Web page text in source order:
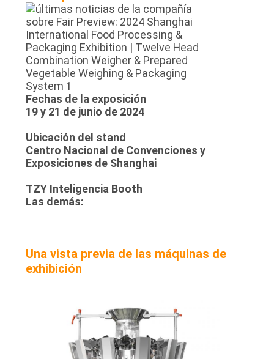
Fechas de la exposición
19 y 21 de junio de 2024
Ubicación del stand
Centro Nacional de Convenciones y
Exposiciones de Shanghai
TZY Inteligencia Booth
Las demás:
Una vista previa de las máquinas de
exhibición